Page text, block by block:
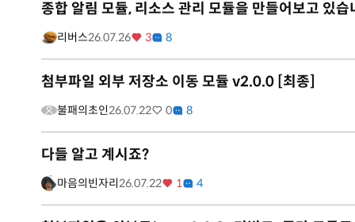
종합 알림 모듈, 리소스 관리 모듈을 만들어보고 있습
리버스26.07.26 3 8
첨부파일 외부 저장소 이동 모듈 v2.0.0 [최종]
불패의초인26.07.22 0 8
다들 알고 계시죠?
마음의빈자리26.07.22 1 4